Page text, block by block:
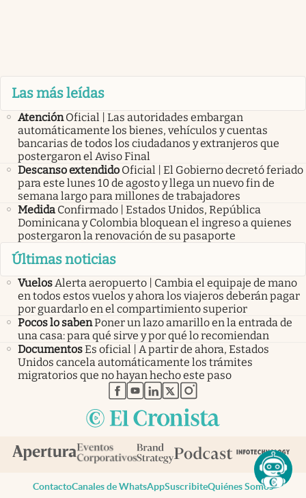
Las más leídas
Atención Oficial | Las autoridades embargan
automáticamente los bienes, vehículos y cuentas
bancarias de todos los ciudadanos y extranjeros que
postergaron el Aviso Final
Descanso extendido Oficial | El Gobierno decretó feriado
para este lunes 10 de agosto y llega un nuevo fin de
semana largo para millones de trabajadores
Medida Confirmado | Estados Unidos, República
Dominicana y Colombia bloquean el ingreso a quienes
postergaron la renovación de su pasaporte
Últimas noticias
VuelosAlerta aeropuerto | Cambia el equipaje de mano
en todos estos vuelos y ahora los viajeros deberán pagar
por guardarlo en el compartimiento superior
Pocos lo sabenPoner un lazo amarillo en la entrada de
una casa: para qué sirve y por qué lo recomiendan
DocumentosEs oficial | A partir de ahora, Estados
Unidos cancela automáticamente los trámites
migratorios que no hayan hecho este paso
abre en nueva pestaña
abre en nueva pestaña
abre en nueva pestaña
abre en nueva pestaña
abre en nueva pestaña
ContactoCanales de WhatsAppSuscribiteQuiénes Somos